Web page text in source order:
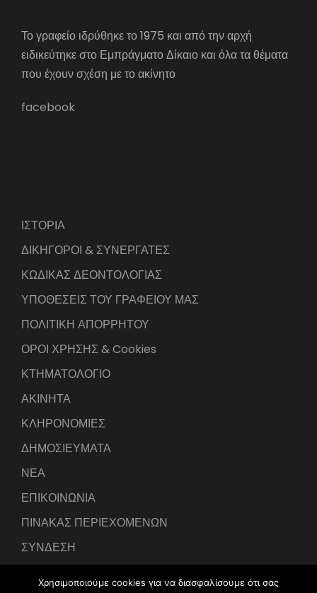
Το γραφείο ιδρύθηκε το 1975 και από την αρχή
ειδικεύτηκε στο Εμπράγματο Δίκαιο και όλα τα θέματα
που έχουν σχέση με το ακίνητο
facebook
ΙΣΤΟΡΙΑ
ΔΙΚΗΓΟΡΟΙ & ΣΥΝΕΡΓΑΤΕΣ
ΚΩΔΙΚΑΣ ΔΕΟΝΤΟΛΟΓΙΑΣ
ΥΠΟΘΕΣΕΙΣ ΤΟΥ ΓΡΑΦΕΙΟΥ ΜΑΣ
ΠΟΛΙΤΙΚΗ ΑΠΟΡΡΗΤΟΥ
ΟΡΟΙ ΧΡΗΣΗΣ & Cookies
ΚΤΗΜΑΤΟΛΟΓΙΟ
ΑΚΙΝΗΤΑ
ΚΛΗΡΟΝΟΜΙΕΣ
ΔΗΜΟΣΙΕΥΜΑΤΑ
ΝΕΑ
ΕΠΙΚΟΙΝΩΝΙΑ
ΠΙΝΑΚΑΣ ΠΕΡΙΕΧΟΜΕΝΩΝ
ΣΥΝΔΕΣΗ
Χρησιμοποιούμε cookies για να διασφαλίσουμε ότι σας